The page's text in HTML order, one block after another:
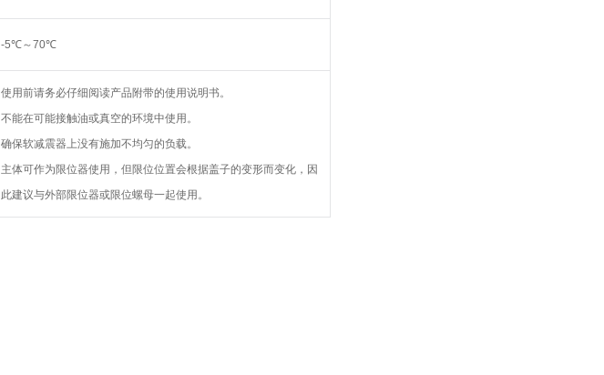
-5℃～70℃
使用前请务必仔细阅读产品附带的使用说明书。
不能在可能接触油或真空的环境中使用。
确保软减震器上没有施加不均匀的负载。
主体可作为限位器使用，但限位位置会根据盖子的变形而变化，因
此建议与外部限位器或限位螺母一起使用。